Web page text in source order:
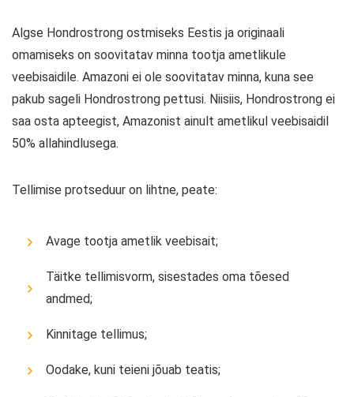
Algse Hondrostrong ostmiseks Eestis ja originaali
omamiseks on soovitatav minna tootja ametlikule
veebisaidile. Amazoni ei ole soovitatav minna, kuna see
pakub sageli Hondrostrong pettusi. Niisiis, Hondrostrong ei
saa osta apteegist, Amazonist ainult ametlikul veebisaidil
50% allahindlusega.
Tellimise protseduur on lihtne, peate:
Avage tootja ametlik veebisait;
Täitke tellimisvorm, sisestades oma tõesed
andmed;
Kinnitage tellimus;
Oodake, kuni teieni jõuab teatis;